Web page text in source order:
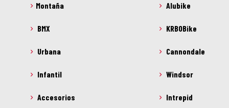
Montaña
BMX
Urbana
Infantil
Accesorios
Alubike
KRBOBike
Cannondale
Windsor
Intrepid